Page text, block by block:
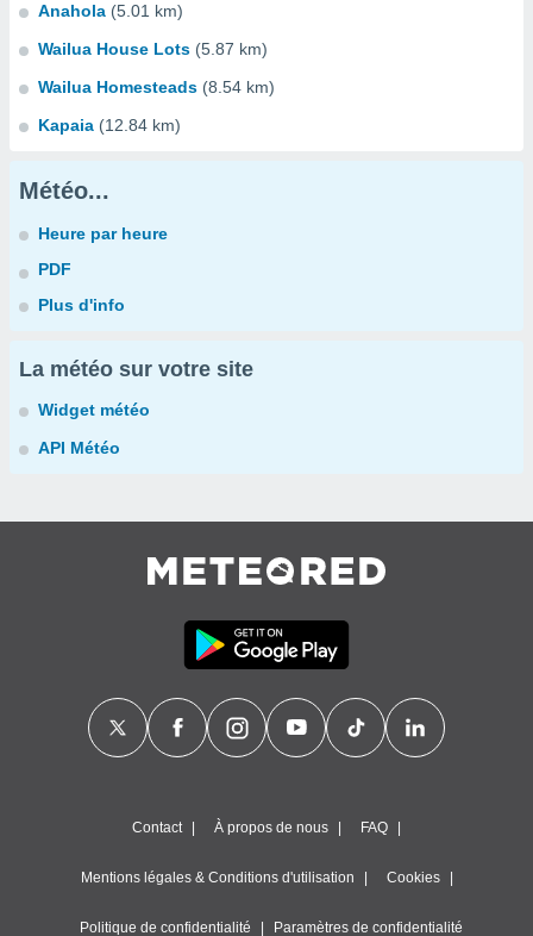
Anahola (5.01 km)
Wailua House Lots (5.87 km)
Wailua Homesteads (8.54 km)
Kapaia (12.84 km)
Météo...
Heure par heure
PDF
Plus d'info
La météo sur votre site
Widget météo
API Météo
Contact À propos de nous FAQ
Mentions légales & Conditions d'utilisation Cookies
Politique de confidentialité Paramètres de confidentialité